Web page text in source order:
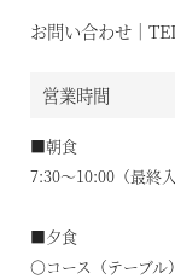
お問い合わせ｜
営業時間
■朝食
7:30～10:00（最終
■夕食
〇コース（テーブル
※ご利用には